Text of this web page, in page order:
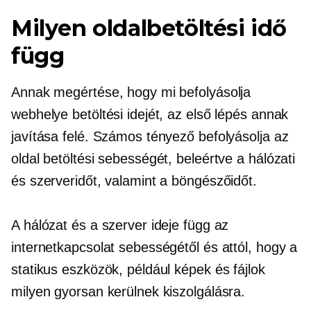
Milyen oldalbetöltési idő
függ
Annak megértése, hogy mi befolyásolja
webhelye betöltési idejét, az első lépés annak
javítása felé. Számos tényező befolyásolja az
oldal betöltési sebességét, beleértve a hálózati
és szerveridőt, valamint a böngészőidőt.
A hálózat és a szerver ideje függ az
internetkapcsolat sebességétől és attól, hogy a
statikus eszközök, például képek és fájlok
milyen gyorsan kerülnek kiszolgálásra.